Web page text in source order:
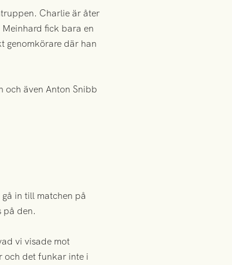
Charlie är åter
fick bara en
genomkörare där han
och även Anton Snibb
in till matchen på
på den.
vi visade mot
och det funkar inte i